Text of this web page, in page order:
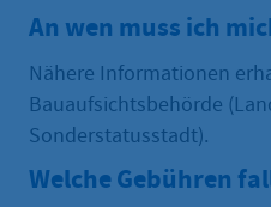
An wen muss ich
Nähere Informationen
Bauaufsichtsbehörde
Sonderstatusstadt).
Welche Gebühren